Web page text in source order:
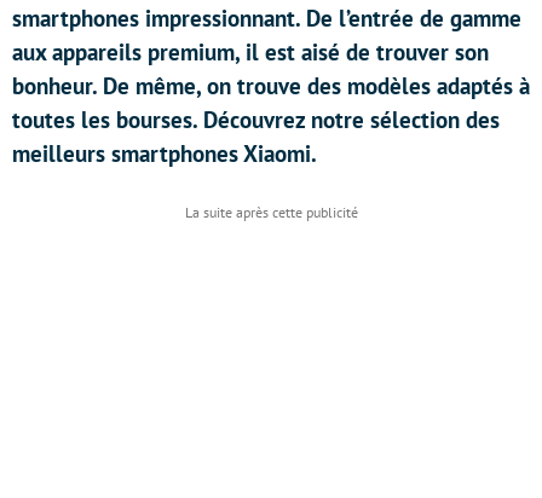
smartphones impressionnant. De l’entrée de gamme
aux appareils premium, il est aisé de trouver son
bonheur. De même, on trouve des modèles adaptés à
toutes les bourses. Découvrez notre sélection des
meilleurs smartphones Xiaomi.